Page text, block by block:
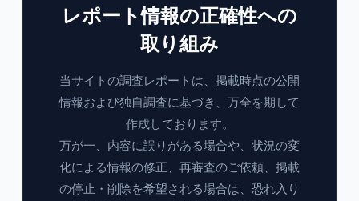
レポート情報の正確性への
取り組み
当サイトの調査レポートは、掲載時点の公開
情報および独自調査に基づき、万全を期して
作成しております。
万が一、内容に誤りがある場合や、状況の変
化による情報の修正、再審査のご依頼、掲載
の停止・削除を希望される場合は、恐れ入り